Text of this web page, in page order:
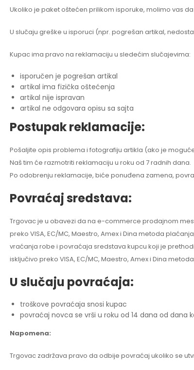
Ukoliko je paket oštećen prilikom isporuke, molimo vas
U slučaju greške u isporuci (npr. pogrešan artikal,
Kupac ima pravo na reklamaciju u sledećim slučajevima:
isporučen je pogrešan artikal
artikal ima fizička oštećenja
artikal nije ispravan
artikal ne odgovara opisu sa sajta
Postupak reklamacije:
Pošaljite opis problema i fotografiju artikla (ako je
Naš tim će razmotriti reklamaciju u roku od 7 radnih dana.
Po odobrenju reklamacije, biće ponuđena zamena,
Povraćaj sredstava:
Trgovac je u obavezi da na e-commerce prodajnom
preko VISA, EC/MC, Maestro, Amex i Dina metoda
vraćanja robe i povraćaja sredstava kupcu koji je
isključivo preko VISA, EC/MC, Maestro, Amex i Dina
U slučaju povraćaja:
troškove povraćaja snosi kupac
povraćaj novca se vrši u roku od 14 dana od dana
Napomena:
Trgovac zadržava pravo da odbije povraćaj ukoliko se